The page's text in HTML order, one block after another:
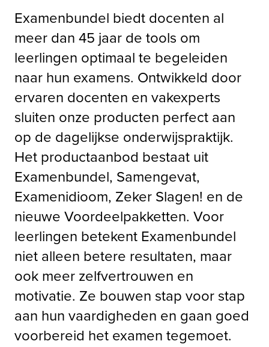
Examenbundel biedt docenten al
meer dan 45 jaar de tools om
leerlingen optimaal te begeleiden
naar hun examens. Ontwikkeld door
ervaren docenten en vakexperts
sluiten onze producten perfect aan
op de dagelijkse onderwijspraktijk.
Het productaanbod bestaat uit
Examenbundel, Samengevat,
Examenidioom, Zeker Slagen! en de
nieuwe Voordeelpakketten. Voor
leerlingen betekent Examenbundel
niet alleen betere resultaten, maar
ook meer zelfvertrouwen en
motivatie. Ze bouwen stap voor stap
aan hun vaardigheden en gaan goed
voorbereid het examen tegemoet.